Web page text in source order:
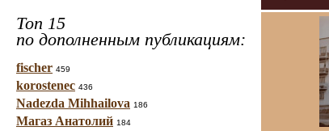
Топ 15
по дополненным публикациям:
fischer 459
korostenec 436
Nadezda Mihhailova 186
Магаз Анатолий 184